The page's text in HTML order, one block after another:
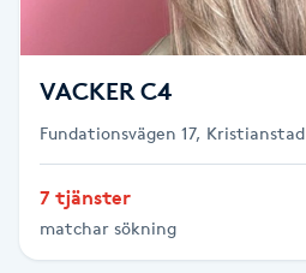
Hollywood Peel
Hot yoga
VACKER C4
Fundationsvägen 17, Kristianstad
7 tjänster
matchar sökning